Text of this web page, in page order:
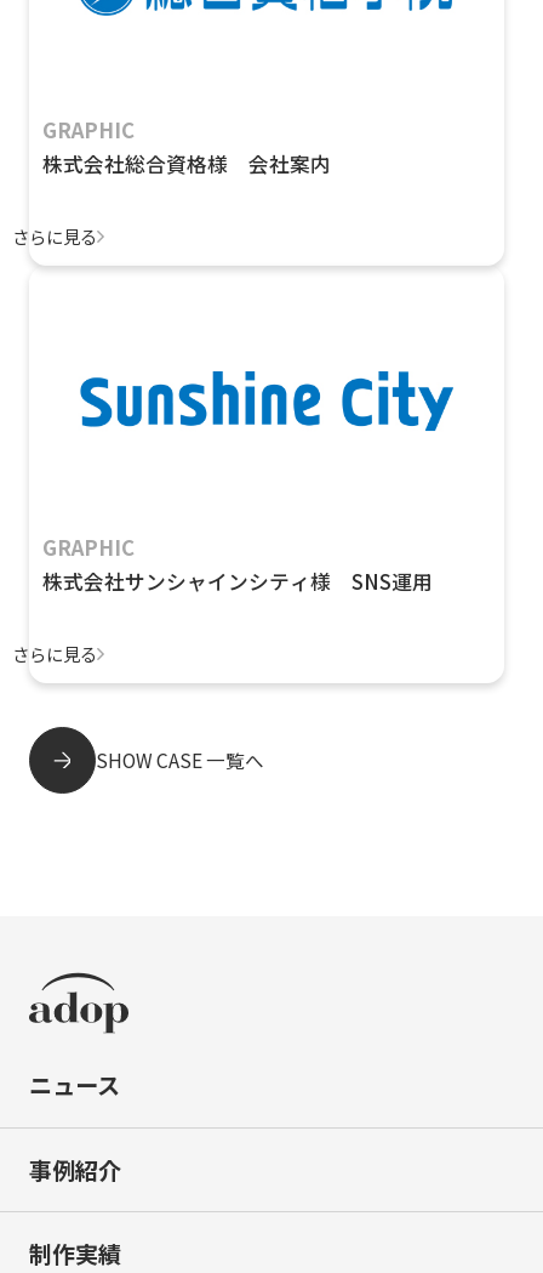
GRAPHIC
株式会社総合資格様 会社案内
さらに見る
GRAPHIC
株式会社サンシャインシティ様 SNS運用
さらに見る
SHOW CASE 一覧へ
ニュース
事例紹介
制作実績